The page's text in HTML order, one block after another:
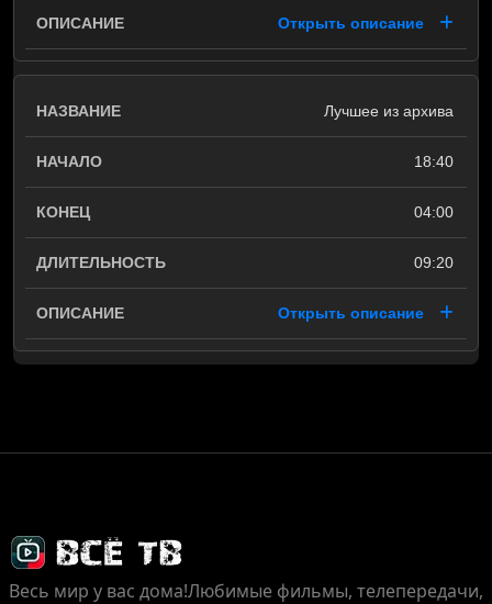
Открыть описание
Лучшее из архива
18:40
04:00
09:20
Открыть описание
Весь мир у вас дома!Любимые фильмы, телепередачи,